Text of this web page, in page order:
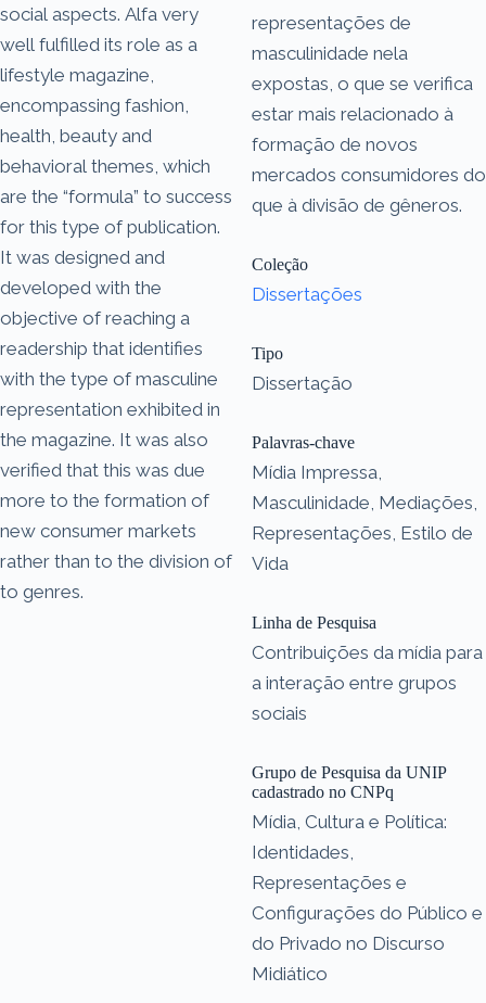
social aspects. Alfa very
well fulfilled its role as a
lifestyle magazine,
encompassing fashion,
health, beauty and
behavioral themes, which
are the “formula” to success
for this type of publication.
It was designed and
developed with the
objective of reaching a
readership that identifies
with the type of masculine
representation exhibited in
the magazine. It was also
verified that this was due
more to the formation of
new consumer markets
rather than to the division of
to genres.
representações de
masculinidade nela
expostas, o que se verifica
estar mais relacionado à
formação de novos
mercados consumidores do
que à divisão de gêneros.
Coleção
Dissertações
Tipo
Dissertação
Palavras-chave
Mídia Impressa,
Masculinidade, Mediações,
Representações, Estilo de
Vida
Linha de Pesquisa
Contribuições da mídia para
a interação entre grupos
sociais
Grupo de Pesquisa da UNIP
cadastrado no CNPq
Mídia, Cultura e Política:
Identidades,
Representações e
Configurações do Público e
do Privado no Discurso
Midiático